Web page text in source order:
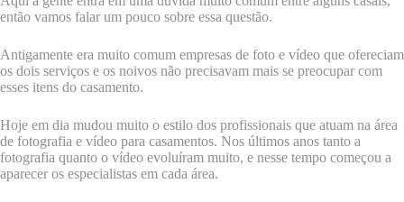
então vamos falar um pouco sobre essa questão.
Antigamente era muito comum empresas de foto e vídeo que ofereciam
os dois serviços e os noivos não precisavam mais se preocupar com
esses itens do casamento.
Hoje em dia mudou muito o estilo dos profissionais que atuam na área
de fotografia e vídeo para casamentos. Nos últimos anos tanto a
fotografia quanto o vídeo evoluíram muito, e nesse tempo começou a
aparecer os especialistas em cada área.